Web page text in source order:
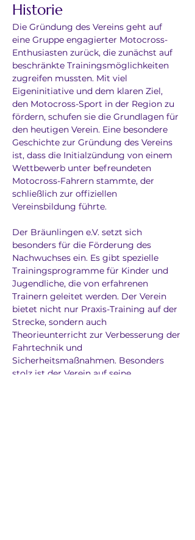
Historie
Die Gründung des Vereins geht auf
eine Gruppe engagierter Motocross-
Enthusiasten zurück, die zunächst auf
beschränkte Trainingsmöglichkeiten
zugreifen mussten. Mit viel
Eigeninitiative und dem klaren Ziel,
den Motocross-Sport in der Region zu
fördern, schufen sie die Grundlagen für
den heutigen Verein. Eine besondere
Geschichte zur Gründung des Vereins
ist, dass die Initialzündung von einem
Wettbewerb unter befreundeten
Motocross-Fahrern stammte, der
schließlich zur offiziellen
Vereinsbildung führte.
Der Bräunlingen e.V. setzt sich
besonders für die Förderung des
Nachwuchses ein. Es gibt spezielle
Trainingsprogramme für Kinder und
Jugendliche, die von erfahrenen
Trainern geleitet werden. Der Verein
bietet nicht nur Praxis-Training auf der
Strecke, sondern auch
Theorieunterricht zur Verbesserung der
Fahrtechnik und
Sicherheitsmaßnahmen. Besonders
stolz ist der Verein auf seine